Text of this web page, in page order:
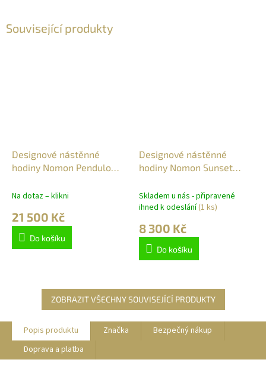
Související produkty
Designové nástěnné
hodiny Nomon Pendulo
Na dotaz – klikni
21 500 Kč
Do košíku
Designové nástěnné
hodiny Nomon Sunset
Skladem u nás - připravené
ihned k odeslání(1 ks)
8 300 Kč
Do košíku
ZOBRAZIT VŠECHNY SOUVISEJÍCÍ PRODUKTY
Popis produktu Značka
Bezpečný nákup
Doprava a platba